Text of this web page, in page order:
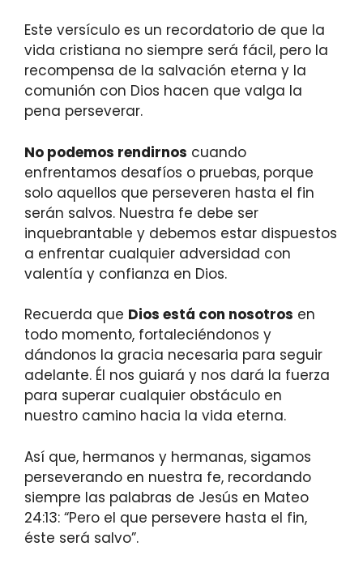
Este versículo es un recordatorio de que la
vida cristiana no siempre será fácil, pero la
recompensa de la salvación eterna y la
comunión con Dios hacen que valga la
pena perseverar.
No podemos rendirnos cuando
enfrentamos desafíos o pruebas, porque
solo aquellos que perseveren hasta el fin
serán salvos. Nuestra fe debe ser
inquebrantable y debemos estar dispuestos
a enfrentar cualquier adversidad con
valentía y confianza en Dios.
Recuerda que Dios está con nosotros en
todo momento, fortaleciéndonos y
dándonos la gracia necesaria para seguir
adelante. Él nos guiará y nos dará la fuerza
para superar cualquier obstáculo en
nuestro camino hacia la vida eterna.
Así que, hermanos y hermanas, sigamos
perseverando en nuestra fe, recordando
siempre las palabras de Jesús en Mateo
24:13: “Pero el que persevere hasta el fin,
éste será salvo”.